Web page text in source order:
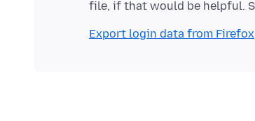
Export login data from Firefox